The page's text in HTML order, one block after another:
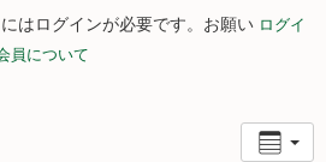
はログインが必要です。お願い ログイ
員について